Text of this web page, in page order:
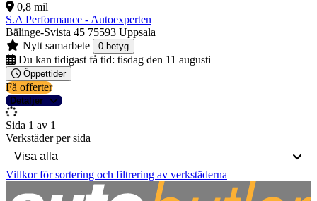
0,8 mil
S.A Performance - Autoexperten
Bälinge-Svista 45 75593 Uppsala
Nytt samarbete
0 betyg
Du kan tidigast få tid: tisdag den 11 augusti
Öppettider
Få offerter
Detaljer
Sida 1 av 1
Verkstäder per sida
Villkor för sortering och filtrering av verkstäderna